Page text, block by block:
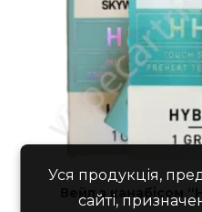
Вейп з канабісом
Уся продукція,
сайті,